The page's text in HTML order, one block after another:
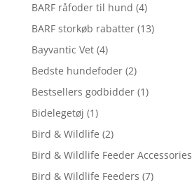
BARF råfoder til hund (4)
BARF storkøb rabatter (13)
Bayvantic Vet (4)
Bedste hundefoder (2)
Bestsellers godbidder (1)
Bidelegetøj (1)
Bird & Wildlife (2)
Bird & Wildlife Feeder Accessories
Bird & Wildlife Feeders (7)